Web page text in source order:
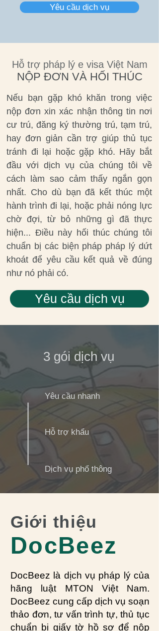
Yêu cầu dịch vụ
Hỗ trợ pháp lý e visa Việt Nam
NỘP ĐƠN VÀ HỐI THÚC
Nếu bạn gặp khó khăn trong việc
nộp đơn xin xác nhận thông tin nơi
cư trú, đăng ký thường trú, tạm trú,
hay đơn giản cần trợ giúp thủ tục
tránh đi lại hoặc gặp khó. Hãy bắt
đầu với dịch vụ của chúng tôi về
cách làm sao cảm thấy ngắn gọn
nhất. Cho dù bạn đã kết thúc một
hành trình đi lại, hoặc phải nóng lực
chờ đợi, từ bỏ những gì đã thực
hiện... Điều này hối thúc chúng tôi
chuẩn bị các biện pháp pháp lý dứt
khoát để yêu cầu kết quả về đúng
như nó phải có.
Yêu cầu dịch vụ
3 gói dịch vụ
Yêu cầu nhanh
Hỗ trợ khẩu
Dịch vụ phổ thông
Giới thiệu
DocBeez
DocBeez là dịch vụ pháp lý của
hãng luật MTON Việt Nam.
DocBeez cung cấp dịch vụ soạn
thảo đơn, tư vấn trình tự, thủ tục
chuẩn bị giấy tờ hồ sơ để nộp